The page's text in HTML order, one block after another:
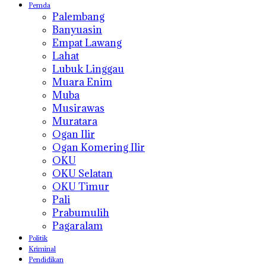
Pemda
Palembang
Banyuasin
Empat Lawang
Lahat
Lubuk Linggau
Muara Enim
Muba
Musirawas
Muratara
Ogan Ilir
Ogan Komering Ilir
OKU
OKU Selatan
OKU Timur
Pali
Prabumulih
Pagaralam
Politik
Kriminal
Pendidikan